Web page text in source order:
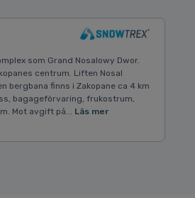
som Grand Nosalowy Dwor.
centrum. Liften Nosal
bergbana finns i Zakopane ca 4 km
bagageförvaring, frukostrum,
Mot avgift på... Läs mer